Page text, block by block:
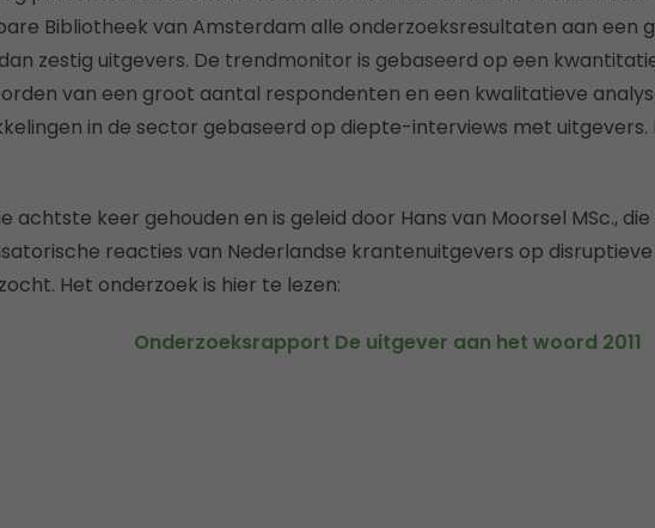
Bibliotheek van Amsterdam alle onderzoeksresultaten aan een
zestig uitgevers. De trendmonitor is gebaseerd op een
van een groot aantal respondenten en een kwalitatieve
in de sector gebaseerd op diepte-interviews met uitgevers.
achtste keer gehouden en is geleid door Hans van Moorsel MSc.,
reacties van Nederlandse krantenuitgevers op
Het onderzoek is hier te lezen:
Onderzoeksrapport De uitgever aan het woord 2011